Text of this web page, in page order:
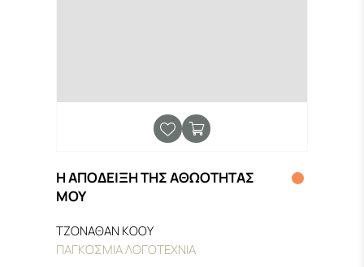
Η ΑΠΟΔΕΙΞΗ ΤΗΣ ΑΘΩΟΤΗΤΑΣ
ΜΟΥ
ΤΖΟΝΑΘΑΝ ΚΟΟΥ
ΠΑΓΚΟΣΜΙΑ ΛΟΓΟΤΕΧΝΙΑ